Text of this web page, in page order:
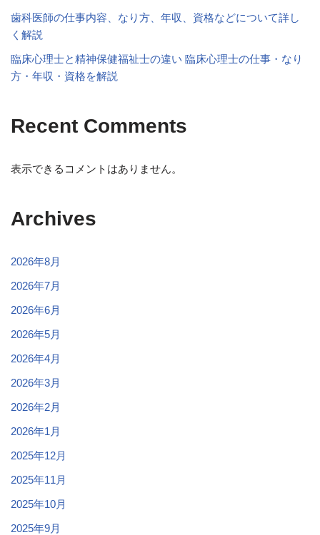
歯科医師の仕事内容、なり方、年収、資格などについて詳し
く解説
臨床心理士と精神保健福祉士の違い 臨床心理士の仕事・なり
方・年収・資格を解説
Recent Comments
表示できるコメントはありません。
Archives
2026年8月
2026年7月
2026年6月
2026年5月
2026年4月
2026年3月
2026年2月
2026年1月
2025年12月
2025年11月
2025年10月
2025年9月